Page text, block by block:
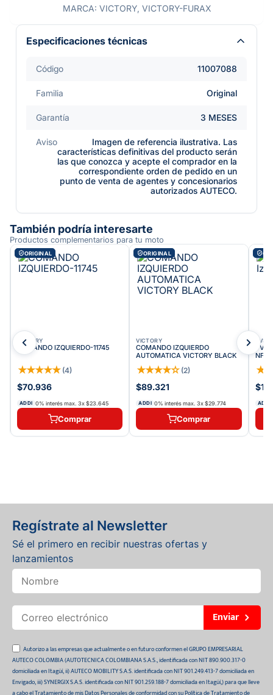
MARCA: VICTORY, VICTORY-FURAX
Especificaciones técnicas
Código 11007088
Familia Original
Garantía 3 MESES
Aviso
Imagen de referencia ilustrativa. Las
características definitivas del producto serán
las que conozca y acepte el comprador en la
correspondiente orden de pedido en un
punto de venta de agentes y concesionarios
autorizados AUTECO.
También podría interesarte
Productos complementarios para tu moto
ORIGINAL
VICTORY
COMANDO IZQUIERDO-11745
★★★★★ (4)
$70.936
ADDI 0% interés max. 3x$23.645
Comprar
ORIGINAL
VICTORY
COMANDO IZQUIERDO
AUTOMATICA VICTORY BLACK
★★★★☆ (2)
$89.321
ADDI 0% interés max.3x$29.774
Comprar
TVS
TVS
★
ADDI
Regístrate al Newsletter
Sé el primero en recibir nuestras ofertas y
lanzamientos
Enviar
Autorizo a las empresas que actualmente o en futuro conformen el GRUPO EMPRESARIAL
AUTECO COLOMBIA (AUTOTECNICA COLOMBIANA S.A.S., identificada con NIT 890.900.317-0
domiciliada en Itagüí, ii) AUTECO MOBILITY S.A.S. identificada con NIT 901.249.413-7 domiciliada en
Envigado, iii) SYNERGIX S.A.S. identificada con NIT 901.259.188-7 domiciliada en Itagüí,) para que lleve